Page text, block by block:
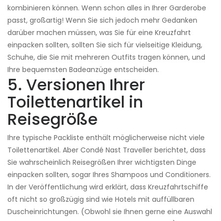
kombinieren können. Wenn schon alles in Ihrer Garderobe
passt, großartig! Wenn Sie sich jedoch mehr Gedanken
darüber machen müssen, was Sie für eine Kreuzfahrt
einpacken sollten, sollten Sie sich für vielseitige Kleidung,
Schuhe, die Sie mit mehreren Outfits tragen können, und
Ihre bequemsten Badeanzüge entscheiden.
5. Versionen Ihrer
Toilettenartikel in
Reisegröße
Ihre typische Packliste enthält möglicherweise nicht viele
Toilettenartikel. Aber Condé Nast Traveller berichtet, dass
Sie wahrscheinlich Reisegrößen Ihrer wichtigsten Dinge
einpacken sollten, sogar Ihres Shampoos und Conditioners.
In der Veröffentlichung wird erklärt, dass Kreuzfahrtschiffe
oft nicht so großzügig sind wie Hotels mit auffüllbaren
Duscheinrichtungen. (Obwohl sie Ihnen gerne eine Auswahl